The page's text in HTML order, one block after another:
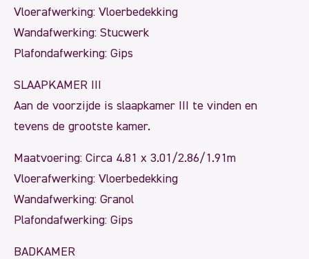
Vloerafwerking: Vloerbedekking
Wandafwerking: Stucwerk
Plafondafwerking: Gips
SLAAPKAMER III
Aan de voorzijde is slaapkamer III te vinden en
tevens de grootste kamer.
Maatvoering: Circa 4.81 x 3.01/2.86/1.91m
Vloerafwerking: Vloerbedekking
Wandafwerking: Granol
Plafondafwerking: Gips
BADKAMER